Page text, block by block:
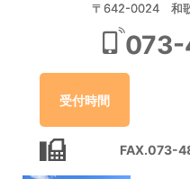
〒642-0024 和歌
073-
受付時間
FAX.073-